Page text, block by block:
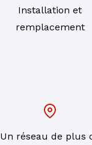
Installation et
remplacement
Un réseau de plus